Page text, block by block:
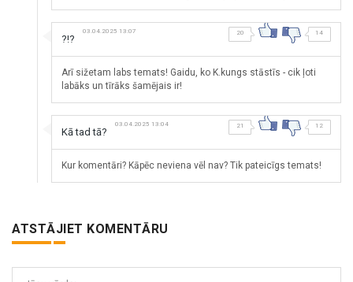
?!?
03.04.2025 13:07 20 14
Arī sižetam labs temats! Gaidu, ko K.kungs stāstīs - cik ļoti
labāks un tīrāks šamējais ir!
Kā tad tā?
03.04.2025 13:04 21 12
Kur komentāri? Kāpēc neviena vēl nav? Tik pateicīgs temats!
ATSTĀJIET KOMENTĀRU